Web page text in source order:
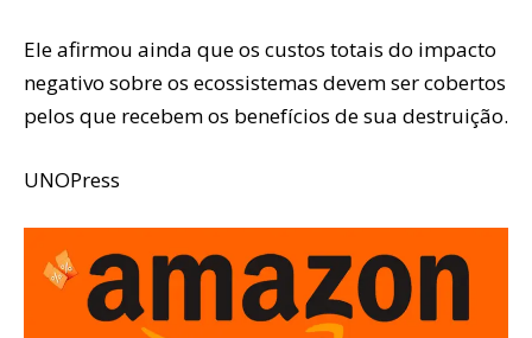
Ele afirmou ainda que os custos totais do impacto
negativo sobre os ecossistemas devem ser cobertos
pelos que recebem os benefícios de sua destruição.
UNOPress